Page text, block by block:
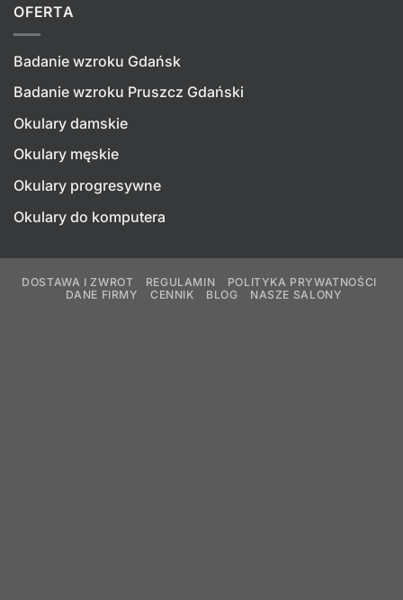
OFERTA
Badanie wzroku Gdańsk
Badanie wzroku Pruszcz Gdański
Okulary damskie
Okulary męskie
Okulary progresywne
Okulary do komputera
DOSTAWA I ZWROT REGULAMIN
POLITYKA PRYWATNOŚCI
DANE FIRMY
CENNIK BLOG NASZE SALONY